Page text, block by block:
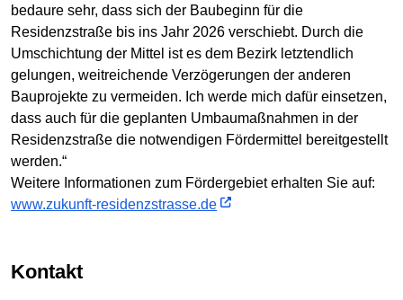
bedaure sehr, dass sich der Baubeginn für die
Residenzstraße bis ins Jahr 2026 verschiebt. Durch die
Umschichtung der Mittel ist es dem Bezirk letztendlich
gelungen, weitreichende Verzögerungen der anderen
Bauprojekte zu vermeiden. Ich werde mich dafür einsetzen,
dass auch für die geplanten Umbaumaßnahmen in der
Residenzstraße die notwendigen Fördermittel bereitgestellt
werden.“
Weitere Informationen zum Fördergebiet erhalten Sie auf:
www.zukunft-residenzstrasse.de
Kontakt